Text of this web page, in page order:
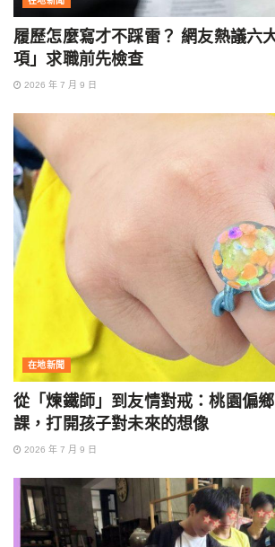
履歷怎麼寫才不踩雷？ 網友熱議六
項」求職前先檢查
2026 年 7 月 9 日
在地新聞
從「煉鐵師」到友情對戒：桃園偏
課，打開孩子對未來的想像
2026 年 7 月 9 日